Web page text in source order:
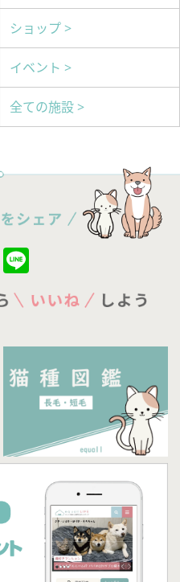
ショップ >
イベント >
全ての施設 >
Twitter